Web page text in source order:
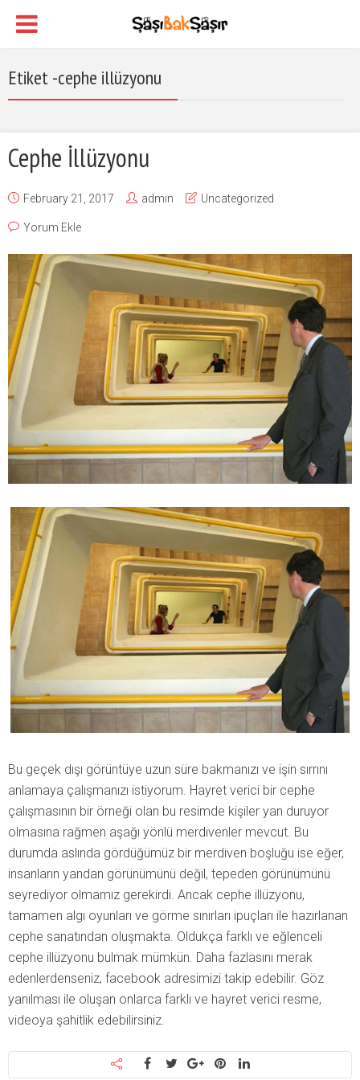
Etiket -cephe illüzyonu
Cephe İllüzyonu
February 21, 2017 admin Uncategorized
Yorum Ekle
Bu geçek dışı görüntüye uzun süre bakmanızı ve işin sırrını
anlamaya çalışmanızı istiyorum. Hayret verici bir cephe
çalışmasının bir örneği olan bu resimde kişiler yan duruyor
olmasına rağmen aşağı yönlü merdivenler mevcut. Bu
durumda aslında gördüğümüz bir merdiven boşluğu ise eğer,
insanların yandan görünümünü değil, tepeden görünümünü
seyrediyor olmamız gerekirdi. Ancak cephe illüzyonu,
tamamen algı oyunları ve görme sınırları ipuçları ile hazırlanan
cephe sanatından oluşmakta. Oldukça farklı ve eğlenceli
cephe illüzyonu bulmak mümkün. Daha fazlasını merak
edenlerdenseniz, facebook adresimizi takip edebilir. Göz
yanılması ile oluşan onlarca farklı ve hayret verici resme,
videoya şahitlik edebilirsiniz.